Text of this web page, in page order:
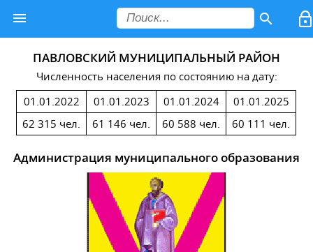
ПАВЛОВСКИЙ МУНИЦИПАЛЬНЫЙ РАЙОН
Численность населения по состоянию на дату:
01.01.2022
62 315 чел.
01.01.2023
61 146 чел.
01.01.2024
60 588 чел.
01.01.2025
60 111 чел.
Администрация муниципального образования